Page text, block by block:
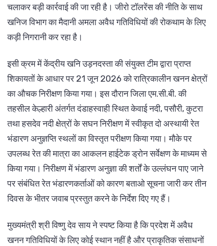
चलाकर बड़ी कार्रवाई की जा रही है। जीरो टॉलरेंस की नीति के साथ
खनिज विभाग का मैदानी अमला अवैध गतिविधियों की रोकथाम के लिए
कड़ी निगरानी कर रहा है।
इसी क्रम में केंद्रीय खनि उड़नदस्ता की संयुक्त टीम द्वारा प्राप्त
शिकायतों के आधार पर 21 जून 2026 को रात्रिकालीन खनन क्षेत्रों
का औचक निरीक्षण किया गया। इस दौरान जिला एम.सी.बी. की
तहसील केल्हारी अंतर्गत दंडाहस्वाही स्थित केवाई नदी, पसौरी, कुटरा
तथा हसदेव नदी क्षेत्रों के सघन निरीक्षण में स्वीकृत दो अस्थायी रेत
भंडारण अनुज्ञप्ति स्थलों का विस्तृत परीक्षण किया गया। मौके पर
उपलब्ध रेत की मात्रा का आकलन हाईटेक ड्रोन सर्वेक्षण के माध्यम से
किया गया। निरीक्षण में भंडारण अनुज्ञा की शर्तों के उल्लंघन पाए जाने
पर संबंधित रेत भंडारणकर्ताओं को कारण बताओ सूचना जारी कर तीन
दिवस के भीतर जवाब प्रस्तुत करने के निर्देश दिए गए हैं।
मुख्यमंत्री श्री विष्णु देव साय ने स्पष्ट किया है कि प्रदेश में अवैध
खनन गतिविधियों के लिए कोई स्थान नहीं है और प्राकृतिक संसाधनों